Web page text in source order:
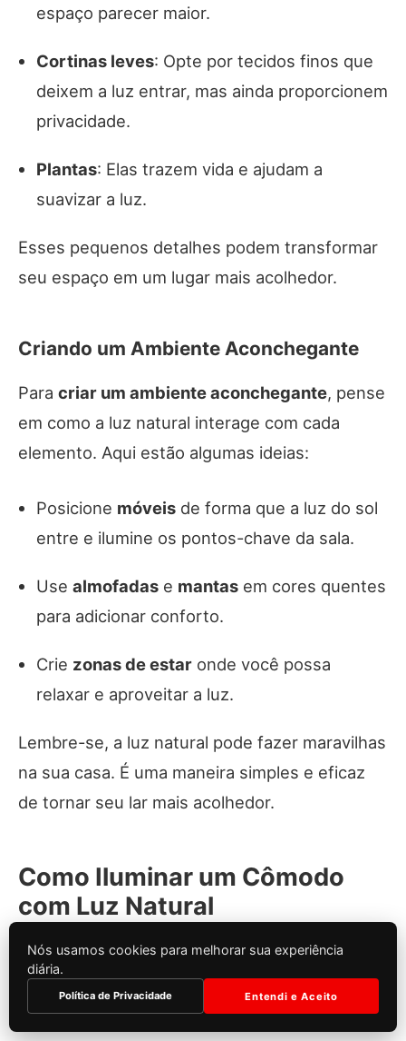
espaço parecer maior.
Cortinas leves: Opte por tecidos finos que
deixem a luz entrar, mas ainda proporcionem
privacidade.
Plantas: Elas trazem vida e ajudam a
suavizar a luz.
Esses pequenos detalhes podem transformar
seu espaço em um lugar mais acolhedor.
Criando um Ambiente Aconchegante
Para criar um ambiente aconchegante, pense
em como a luz natural interage com cada
elemento. Aqui estão algumas ideias:
Posicione móveis de forma que a luz do sol
entre e ilumine os pontos-chave da sala.
Use almofadas e mantas em cores quentes
para adicionar conforto.
Crie zonas de estar onde você possa
relaxar e aproveitar a luz.
Lembre-se, a luz natural pode fazer maravilhas
na sua casa. É uma maneira simples e eficaz
de tornar seu lar mais acolhedor.
Como Iluminar um Cômodo
com Luz Natural
Técnicas para Iluminação
Eficiente
Nós usamos cookies para melhorar sua experiência
diária.
Política de Privacidade Entendi e Aceito